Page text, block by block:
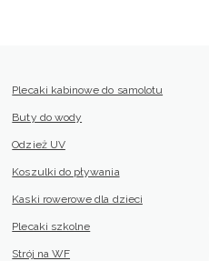
Plecaki kabinowe do samolotu
Buty do wody
Odzież UV
Koszulki do pływania
Kaski rowerowe dla dzieci
Plecaki szkolne
Strój na WF